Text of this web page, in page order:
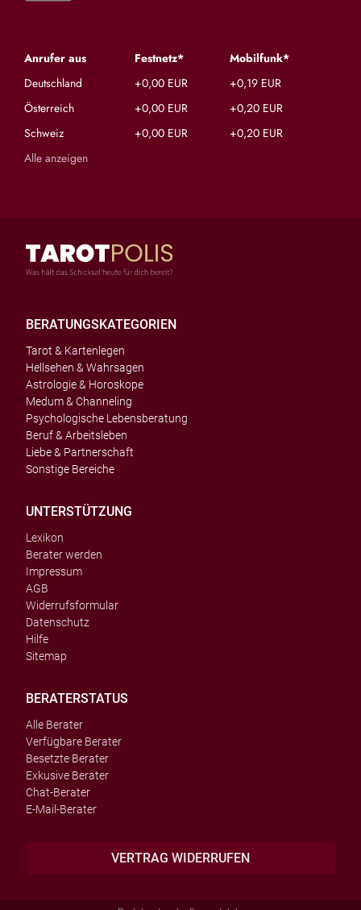
Anrufer aus Festnetz*
Mobilfunk*
Deutschland
+0,00 EUR
+0,19 EUR
Österreich
+0,00 EUR
+0,20 EUR
Schweiz
+0,00 EUR
+0,20 EUR
Alle anzeigen
BERATUNGSKATEGORIEN
Tarot & Kartenlegen
Hellsehen & Wahrsagen
Astrologie & Horoskope
Medum & Channeling
Psychologische Lebensberatung
Beruf & Arbeitsleben
Liebe & Partnerschaft
Sonstige Bereiche
UNTERSTÜTZUNG
Lexikon
Berater werden
Impressum
AGB
Widerrufsformular
Datenschutz
Hilfe
Sitemap
BERATERSTATUS
Alle Berater
Verfügbare Berater
Besetzte Berater
Exkusive Berater
Chat-Berater
E-Mail-Berater
VERTRAG WIDERRUFEN